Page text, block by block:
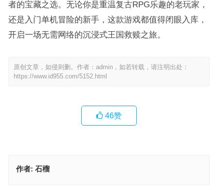
者的宝藏之选。无论你是重温复古RPG乐趣的老玩家，
还是入门单机冒险的新手，这款游戏都值得闭眼入库，
开启一场无需网络的沉浸式王国救赎之旅。
原创文章，如侵则删。作者：admin，如若转载，请注明出处：
https://www.id955.com/5152.html
46赞
作者: 石榴